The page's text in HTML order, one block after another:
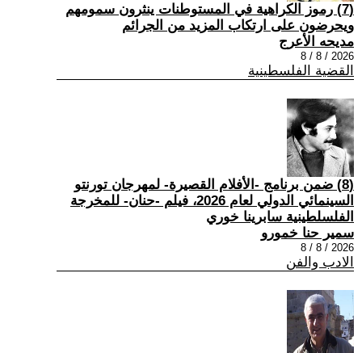
(7) رموز الكراهية في المستوطنات ينثرون سمومهم
ويحرضون على ارتكاب المزيد من الجرائم
مديحه الأعرج
2026 / 8 / 8
القضية الفلسطينية
(8) ضمن برنامج -الأفلام القصيرة- لمهرجان تورنتو
السينمائي الدولي لعام 2026، فيلم -حنان- للمخرجة
الفلسلطينية سابرينا خوري
سمير حنا خمورو
2026 / 8 / 8
الادب والفن